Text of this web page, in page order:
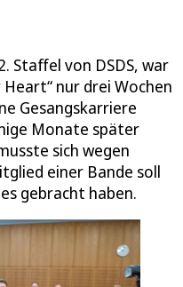
Staffel von DSDS, war
nur drei Wochen
Gesangskarriere
Monate später
sich wegen
einer Bande soll
gebracht haben.